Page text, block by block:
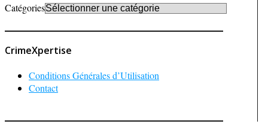
Catégories
CrimeXpertise
Conditions Générales d’Utilisation
Contact